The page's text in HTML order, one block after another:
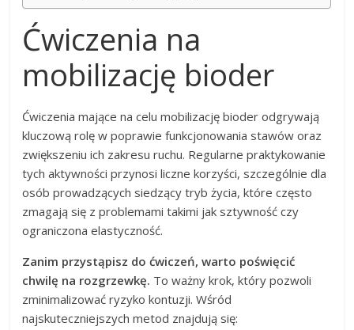
Ćwiczenia na
mobilizację bioder
Ćwiczenia mające na celu mobilizację bioder odgrywają
kluczową rolę w poprawie funkcjonowania stawów oraz
zwiększeniu ich zakresu ruchu. Regularne praktykowanie
tych aktywności przynosi liczne korzyści, szczególnie dla
osób prowadzących siedzący tryb życia, które często
zmagają się z problemami takimi jak sztywność czy
ograniczona elastyczność.
Zanim przystąpisz do ćwiczeń, warto poświęcić
chwilę na rozgrzewkę. To ważny krok, który pozwoli
zminimalizować ryzyko kontuzji. Wśród
najskuteczniejszych metod znajdują się: